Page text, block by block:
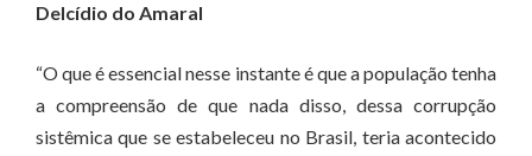
Delcídio do Amaral
“O que é essencial nesse instante é que a população tenha
a compreensão de que nada disso, dessa corrupção
sistêmica que se estabeleceu no Brasil, teria acontecido